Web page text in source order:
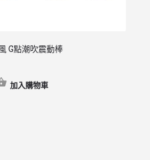
G點潮吹震動棒
加入購物車